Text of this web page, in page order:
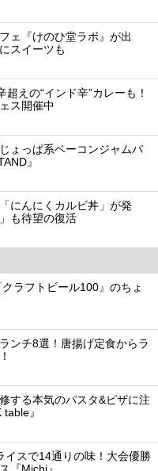
ェ『けのひ堂ラボ』が出
スイーツも
えの“インド辛”カレーも！
ス開催中
ょっぱ系ベーコンジャムバ
』
にんにくカルビ丼」が発
も待望の復活
ラフトビール100』のちょ
ンチ8選！唐揚げ定食からラ
する本気のパスタ&ピザに注
』
イスで14通りの味！大会優勝
『Michi』